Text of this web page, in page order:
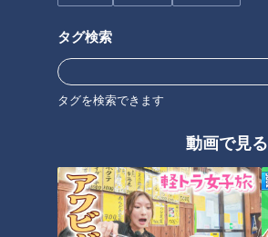
タグ検索
タグを検索できます
動画で見る
まるでウォータースライダー！
近鉄特急「ひのとり」展望席最
前列を初体験
る問題
グルメ おでかけ チャント！